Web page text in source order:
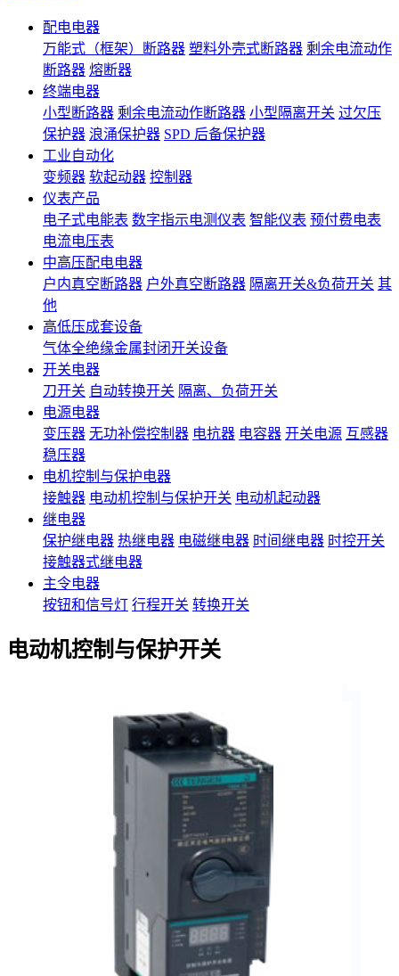
配电电器
万能式（框架）断路器 塑料外壳式断路器 剩余电流动作
断路器 熔断器
终端电器
小型断路器 剩余电流动作断路器 小型隔离开关 过欠压
保护器 浪涌保护器 SPD 后备保护器
工业自动化
变频器 软起动器 控制器
仪表产品
电子式电能表 数字指示电测仪表 智能仪表 预付费电表
电流电压表
中高压配电电器
户内真空断路器 户外真空断路器 隔离开关&负荷开关 其
他
高低压成套设备
气体全绝缘金属封闭开关设备
开关电器
刀开关 自动转换开关 隔离、负荷开关
电源电器
变压器 无功补偿控制器 电抗器 电容器 开关电源 互感器
稳压器
电机控制与保护电器
接触器 电动机控制与保护开关 电动机起动器
继电器
保护继电器 热继电器 电磁继电器 时间继电器 时控开关
接触器式继电器
主令电器
按钮和信号灯 行程开关 转换开关
电动机控制与保护开关